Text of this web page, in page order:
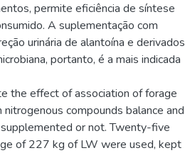
permite eficiência de síntese
A suplementação com
urinária de alantoína e derivados
portanto, é a mais indicada
the effect of association of forage
compounds balance and
or not. Twenty-five
of 227 kg of LW were used, kept